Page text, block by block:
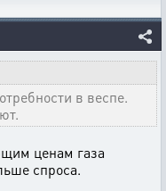
в веспе.
ценам газа
спроса.